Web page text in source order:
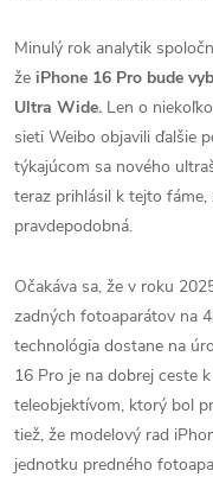
Minulý rok analytik
že iPhone 16 Pro bude
Ultra Wide. Len o
sieti Weibo objavili ďalšie
týkajúcom sa nového
teraz prihlásil k tejto fáme,
pravdepodobná.
Očakáva sa, že v roku
zadných fotoaparátov na
technológia dostane na
16 Pro je na dobrej ceste
teleobjektívom, ktorý bol
tiež, že modelový rad
jednotku predného